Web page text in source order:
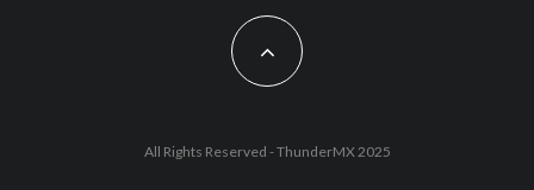
All Rights Reserved - ThunderMX 2025